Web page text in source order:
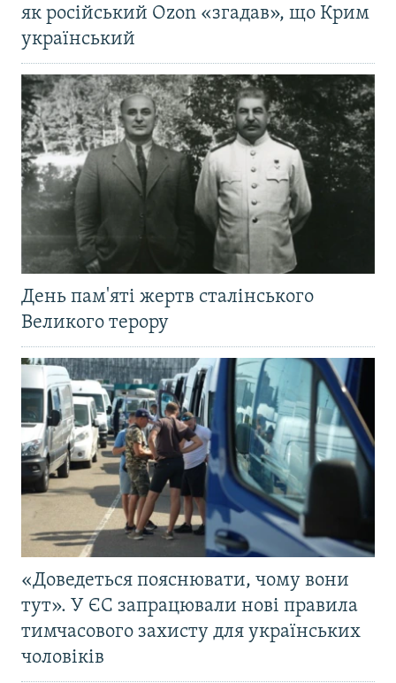
як російський Ozon «згадав», що Крим
український
День пам'яті жертв сталінського
Великого терору
«Доведеться пояснювати, чому вони
тут». У ЄС запрацювали нові правила
тимчасового захисту для українських
чоловіків